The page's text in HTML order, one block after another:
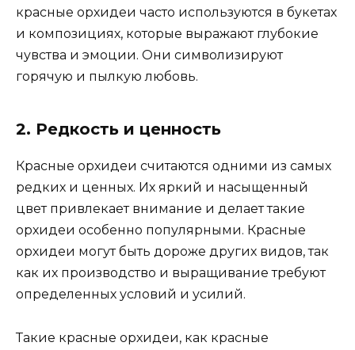
красные орхидеи часто используются в букетах
и композициях, которые выражают глубокие
чувства и эмоции. Они символизируют
горячую и пылкую любовь.
2. Редкость и ценность
Красные орхидеи считаются одними из самых
редких и ценных. Их яркий и насыщенный
цвет привлекает внимание и делает такие
орхидеи особенно популярными. Красные
орхидеи могут быть дороже других видов, так
как их производство и выращивание требуют
определенных условий и усилий.
Такие красные орхидеи, как красные